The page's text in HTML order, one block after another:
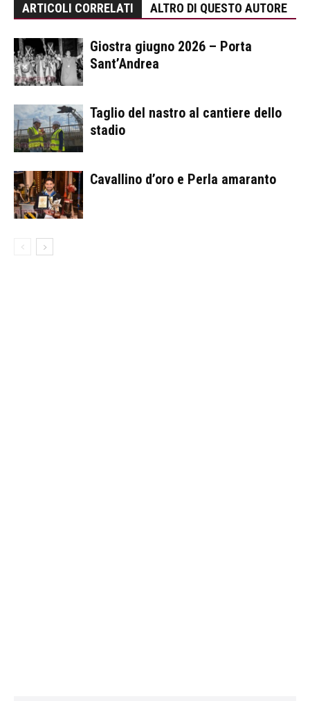
ARTICOLI CORRELATI ALTRO DI QUESTO AUTORE
Giostra giugno 2026 – Porta
Sant’Andrea
Taglio del nastro al cantiere dello
stadio
Cavallino d’oro e Perla amaranto